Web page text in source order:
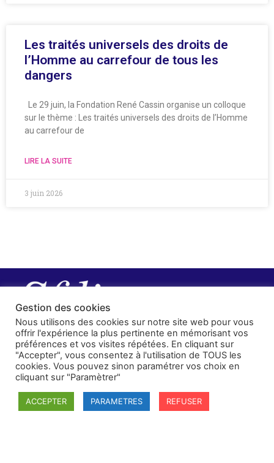
Les traités universels des droits de
l’Homme au carrefour de tous les
dangers
Le 29 juin, la Fondation René Cassin organise un colloque
sur le thème : Les traités universels des droits de l’Homme
au carrefour de
LIRE LA SUITE
3 juin 2026
Gestion des cookies
Nous utilisons des cookies sur notre site web pour vous
offrir l'expérience la plus pertinente en mémorisant vos
préférences et vos visites répétées. En cliquant sur
"Accepter", vous consentez à l'utilisation de TOUS les
cookies. Vous pouvez sinon paramétrer vos choix en
cliquant sur "Paramètrer"
ACCEPTER PARAMETRES REFUSER